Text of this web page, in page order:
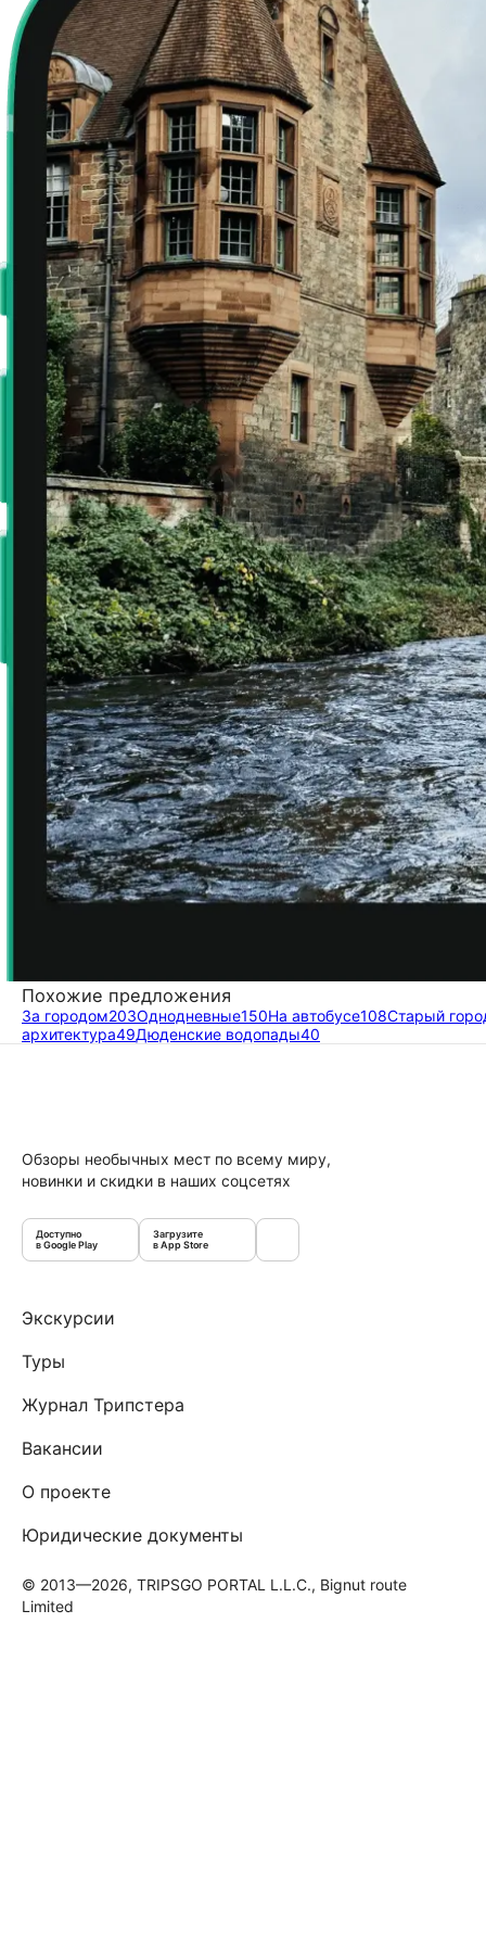
Похожие предложения
За городом203Однодневные150На автобусе108Старый
архитектура49Дюденские водопады40
Обзоры необычных мест по всему миру,
новинки и скидки в наших соцсетях
Доступно
в Google Play
Загрузите
в App Store
Экскурсии
Туры
Журнал Трипстера
Вакансии
О проекте
Юридические документы
© 2013—2026, TRIPSGO PORTAL L.L.C., Bignut route
Limited